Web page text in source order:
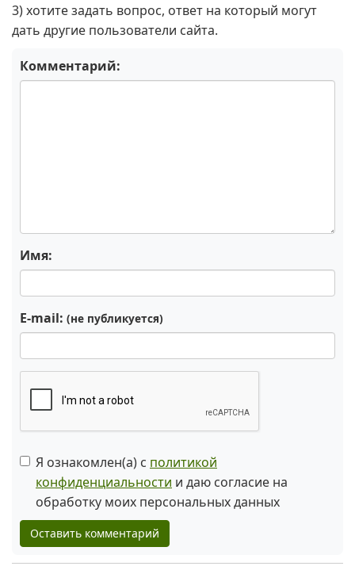
3) хотите задать вопрос, ответ на который могут
дать другие пользователи сайта.
Комментарий:
Имя:
E-mail: (не публикуется)
Я ознакомлен(а) с политикой
конфиденциальности и даю согласие на
обработку моих персональных данных
Оставить комментарий